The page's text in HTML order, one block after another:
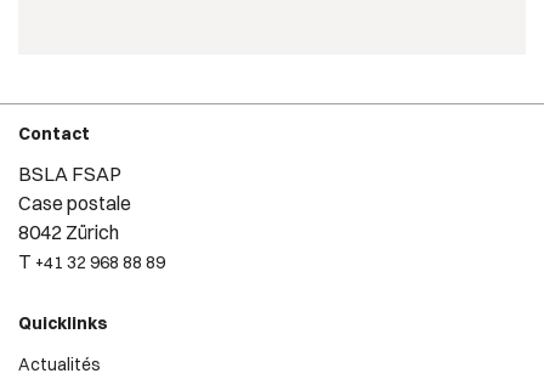
Contact
BSLA FSAP
Case postale
8042 Zürich
T +41 32 968 88 89
Quicklinks
Actualités